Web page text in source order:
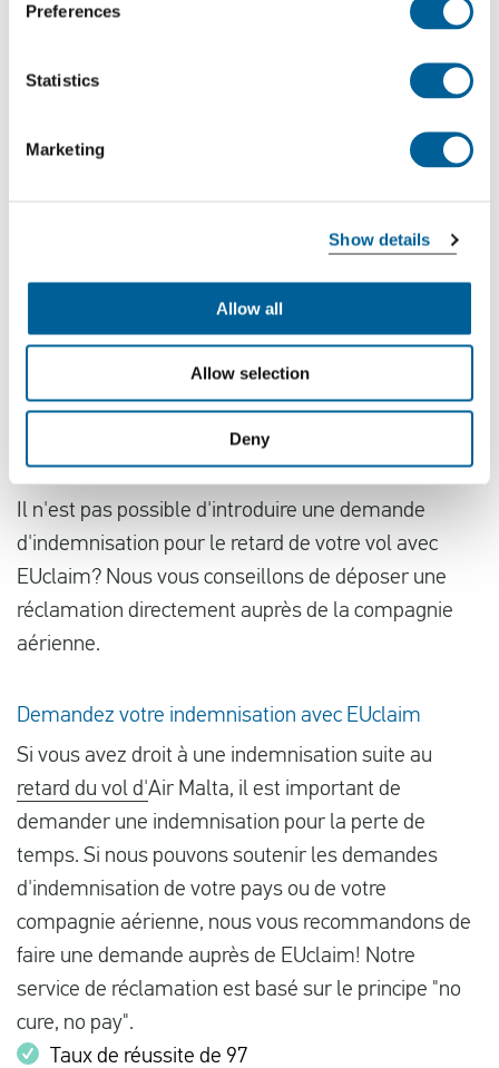
Preferences
Statistics
Marketing
Show details
Allow all
Allow selection
Deny
indiquera automatiquement si vous pouvez déposer
Si vous prenez un vol à destination ou en
provenance d'un des pays suivants, vous
pouvez déposer une demande d'indemnisation
Les Pays-Bas
Belgique
Espagne
Il n'est pas possible d'introduire une demande
d'indemnisation pour le retard de votre vol avec
EUclaim? Nous vous conseillons de déposer une
réclamation directement auprès de la compagnie
aérienne.
Demandez votre indemnisation avec EUclaim
Si vous avez droit à une indemnisation suite au
retard du vol d'Air Malta, il est important de
demander une indemnisation pour la perte de
temps. Si nous pouvons soutenir les demandes
d'indemnisation de votre pays ou de votre
compagnie aérienne, nous vous recommandons de
faire une demande auprès de EUclaim! Notre
service de réclamation est basé sur le principe "no
cure, no pay".
Taux de réussite de 97